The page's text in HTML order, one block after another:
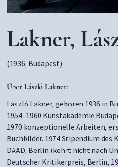
Lakner,
(1936, Budapest)
Über László Lakner:
László Lakner, geboren 1936 in
1954–1960 Kunstakademie
1970 konzeptionelle Arbeiten,
Buchbilder. 1974 Stipendium des
DAAD, Berlin (kehrt nicht nach
Deutscher Kritikerpreis, Berlin,